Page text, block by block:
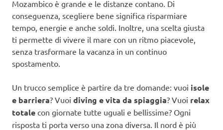
Mozambico è grande e le distanze contano. Di
conseguenza, scegliere bene significa risparmiare
tempo, energie e anche soldi. Inoltre, una scelta giusta
ti permette di vivere il mare con un ritmo piacevole,
senza trasformare la vacanza in un continuo
spostamento.
Un trucco semplice è partire da tre domande: vuoi isole
e barriera? Vuoi diving e vita da spiaggia? Vuoi relax
totale con giornate tutte uguali e bellissime? Ogni
risposta ti porta verso una zona diversa. Il nord è più